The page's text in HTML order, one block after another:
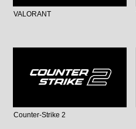
VALORANT
Counter-Strike 2